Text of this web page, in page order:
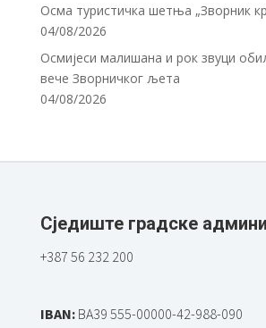
Осма туристичка шетња „Зворник
04/08/2026
Осмијеси малишана и рок звуци
вече Зворничког љета
04/08/2026
Сједиште градске
+387 56 232 200
IBAN:BA39 555-00000-42-988-090